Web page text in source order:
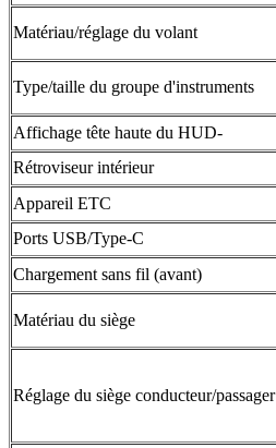
Matériau/réglage du volant
Type/taille du groupe d'instruments
Affichage tête haute du HUD-
Rétroviseur intérieur
Appareil ETC
Ports USB/Type-C
Chargement sans fil (avant)
Matériau du siège
Réglage du siège conducteur/passager